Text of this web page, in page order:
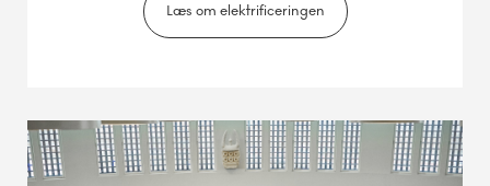
Læs om elektrificeringen